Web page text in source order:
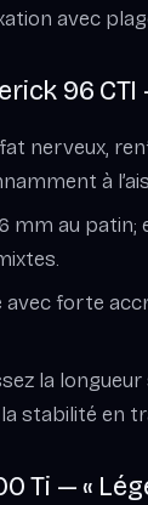
avec
96
nerveux,
à
mm au
avec forte
la
stabilité en
Ti — «